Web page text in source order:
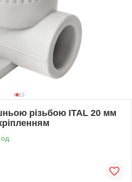
різьбою ITAL 20 мм